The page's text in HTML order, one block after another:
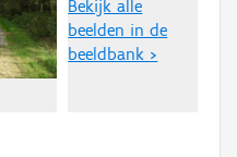
Bekijk alle
beelden in de
beeldbank >